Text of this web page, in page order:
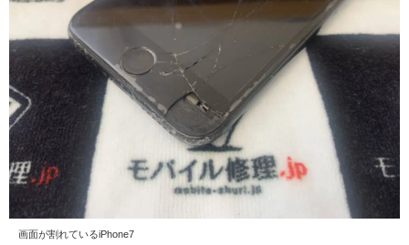
画面が割れているiPhone7